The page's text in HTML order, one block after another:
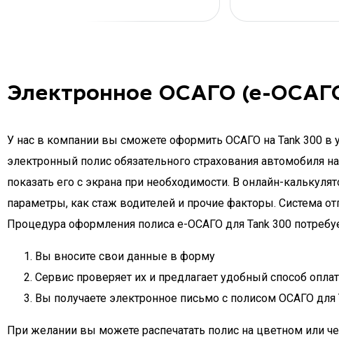
Электронное ОСАГО (е-
У нас в компании вы сможете оформить ОСАГО на Tank 300 в
электронный полис обязательного страхования автомобиля
показать его с экрана при необходимости. В онлайн-
параметры, как стаж водителей и прочие факторы. Система
Процедура оформления полиса e-ОСАГО для Tank 300
Вы вносите свои данные в форму
Сервис проверяет их и предлагает удобный способ
Вы получаете электронное письмо с полисом ОСАГО для
При желании вы можете распечатать полис на цветном или